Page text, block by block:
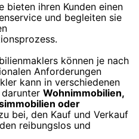
bieten ihren Kunden einen
und begleiten sie
können je nach
Anforderungen
kann in verschiedenen
Wohnimmobilien,
oder
bei, den Kauf und Verkauf
reibungslos und